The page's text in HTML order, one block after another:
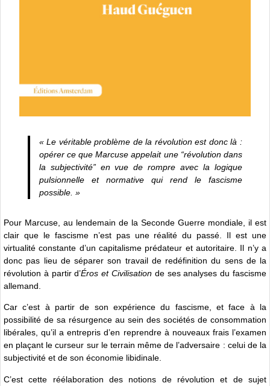
« Le véritable problème de la révolution est donc là :
opérer ce que Marcuse appelait une “révolution dans
la subjectivité” en vue de rompre avec la logique
pulsionnelle et normative qui rend le fascisme
possible. »
Pour Marcuse, au lendemain de la Seconde Guerre mondiale, il est
clair que le fascisme n’est pas une réalité du passé. Il est une
virtualité constante d’un capitalisme prédateur et autoritaire. Il n’y a
donc pas lieu de séparer son travail de redéfinition du sens de la
révolution à partir d’Éros et Civilisation de ses analyses du fascisme
allemand.
Car c’est à partir de son expérience du fascisme, et face à la
possibilité de sa résurgence au sein des sociétés de consommation
libérales, qu’il a entrepris d’en reprendre à nouveaux frais l’examen
en plaçant le curseur sur le terrain même de l’adversaire : celui de la
subjectivité et de son économie libidinale.
C’est cette réélaboration des notions de révolution et de sujet